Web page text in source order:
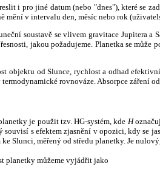
i pro jiné datum (nebo "dnes"), které se
mění v intervalu den, měsíc nebo rok
soustavě se vlivem gravitace Jupitera
jakou požadujeme. Planetka se
objektu od Slunce, rychlost a odhad
rovnováze. Absorpce záření
je použit tzv. HG-systém, kde H
souvisí s efektem zjasnění v opozici, kdy se
Slunci, měřený od středu planetky. Je
planetky můžeme vyjádřit jako